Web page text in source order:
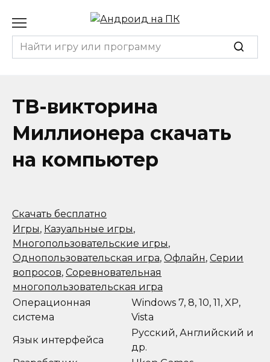
содержанию
Search
for:
ТВ-викторина
Миллионера скачать
на компьютер
Скачать бесплатно
Игры, Казуальные игры,
Многопользовательские игры,
Однопользовательская игра, Офлайн, Серии
вопросов, Соревновательная
многопользовательская игра
Операционная
система
Windows 7, 8, 10, 11, XP,
Vista
Язык интерфейса
Русский, Английский и
др.